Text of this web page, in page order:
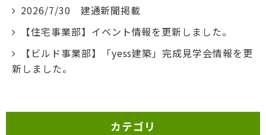
2026/7/30 建通新聞掲載
【住宅事業部】イベント情報を更新しました。
【ビルド事業部】「yess建築」完成見学会情報を更
新しました。
カテゴリ